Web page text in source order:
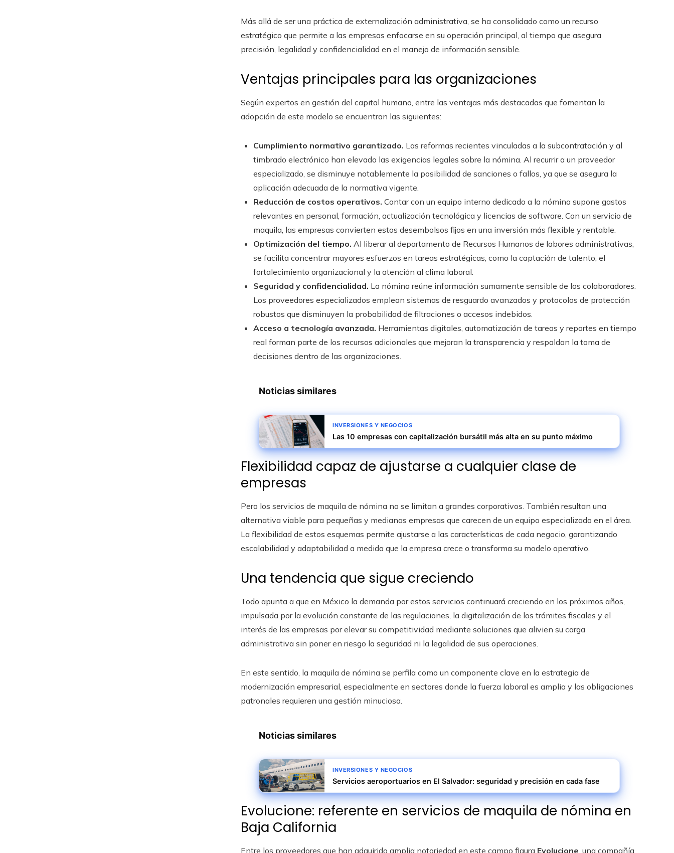
Más allá de ser una práctica de externalización administrativa, se ha consolidado como un recurso
estratégico que permite a las empresas enfocarse en su operación principal, al tiempo que asegura
precisión, legalidad y confidencialidad en el manejo de información sensible.
Ventajas principales para las organizaciones
Según expertos en gestión del capital humano, entre las ventajas más destacadas que fomentan la
adopción de este modelo se encuentran las siguientes:
Cumplimiento normativo garantizado. Las reformas recientes vinculadas a la subcontratación y al
timbrado electrónico han elevado las exigencias legales sobre la nómina. Al recurrir a un proveedor
especializado, se disminuye notablemente la posibilidad de sanciones o fallos, ya que se asegura la
aplicación adecuada de la normativa vigente.
Reducción de costos operativos. Contar con un equipo interno dedicado a la nómina supone gastos
relevantes en personal, formación, actualización tecnológica y licencias de software. Con un servicio de
maquila, las empresas convierten estos desembolsos fijos en una inversión más flexible y rentable.
Optimización del tiempo. Al liberar al departamento de Recursos Humanos de labores administrativas,
se facilita concentrar mayores esfuerzos en tareas estratégicas, como la captación de talento, el
fortalecimiento organizacional y la atención al clima laboral.
Seguridad y confidencialidad. La nómina reúne información sumamente sensible de los colaboradores.
Los proveedores especializados emplean sistemas de resguardo avanzados y protocolos de protección
robustos que disminuyen la probabilidad de filtraciones o accesos indebidos.
Acceso a tecnología avanzada. Herramientas digitales, automatización de tareas y reportes en tiempo
real forman parte de los recursos adicionales que mejoran la transparencia y respaldan la toma de
decisiones dentro de las organizaciones.
Noticias similares
INVERSIONES Y NEGOCIOS
Las 10 empresas con capitalización bursátil más alta en su punto máximo
Flexibilidad capaz de ajustarse a cualquier clase de
empresas
Pero los servicios de maquila de nómina no se limitan a grandes corporativos. También resultan una
alternativa viable para pequeñas y medianas empresas que carecen de un equipo especializado en el área.
La flexibilidad de estos esquemas permite ajustarse a las características de cada negocio, garantizando
escalabilidad y adaptabilidad a medida que la empresa crece o transforma su modelo operativo.
Una tendencia que sigue creciendo
Todo apunta a que en México la demanda por estos servicios continuará creciendo en los próximos años,
impulsada por la evolución constante de las regulaciones, la digitalización de los trámites fiscales y el
interés de las empresas por elevar su competitividad mediante soluciones que alivien su carga
administrativa sin poner en riesgo la seguridad ni la legalidad de sus operaciones.
En este sentido, la maquila de nómina se perfila como un componente clave en la estrategia de
modernización empresarial, especialmente en sectores donde la fuerza laboral es amplia y las obligaciones
patronales requieren una gestión minuciosa.
Noticias similares
INVERSIONES Y NEGOCIOS
Servicios aeroportuarios en El Salvador: seguridad y precisión en cada fase
Evolucione: referente en servicios de maquila de nómina en
Baja California
Entre los proveedores que han adquirido amplia notoriedad en este campo figura Evolucione , una compañía